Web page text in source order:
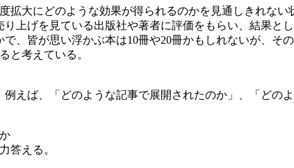
大にどのような効果が得られるのかを見通しきれない
上げを見ている出版社や著者に評価をもらい、結果と
、皆が思い浮かぶ本は10冊や20冊かもしれないが、そ
と考えている。
えば、「どのような記事で展開されたのか」、「どの
答える。